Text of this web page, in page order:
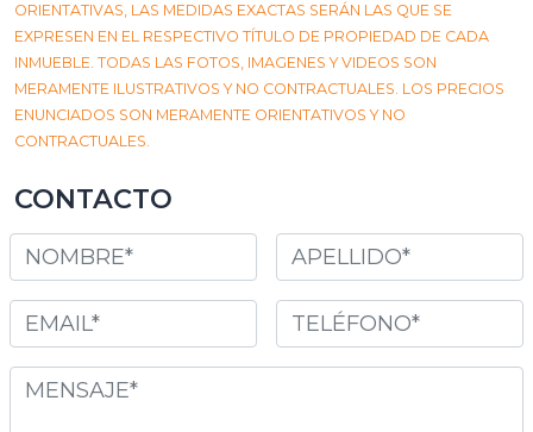
ORIENTATIVAS, LAS MEDIDAS EXACTAS SERÁN LAS QUE SE
EXPRESEN EN EL RESPECTIVO TÍTULO DE PROPIEDAD DE CADA
INMUEBLE. TODAS LAS FOTOS, IMAGENES Y VIDEOS SON
MERAMENTE ILUSTRATIVOS Y NO CONTRACTUALES. LOS PRECIOS
ENUNCIADOS SON MERAMENTE ORIENTATIVOS Y NO
CONTRACTUALES.
CONTACTO